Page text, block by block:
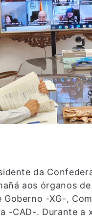
da
aos órganos
-XG-,
-CAD-. Durante a